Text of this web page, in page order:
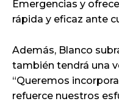
Emergencias y
rápida y eficaz ante
Además, Blanco
también tendrá una
“Queremos
refuerce nuestros